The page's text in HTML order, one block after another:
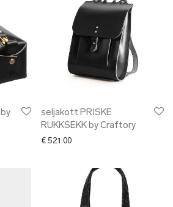
seljakott PRISKE
RUKKSEKK by Craftory
€ 521.00